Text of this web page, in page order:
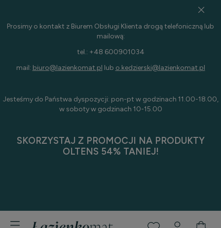
Prosimy o kontakt z Biurem Obsługi Klienta drogą telefoniczną lub
mailową:
tel.: +48 600901034
mail: biuro@lazienkomat.pl lub o.kedzierski@lazienkomat.pl
Jesteśmy do Państwa dyspozycji: pon-pt w godzinach 11.00-18.00,
w soboty w godzinach 10-15.00
SKORZYSTAJ Z PROMOCJI NA PRODUKTY
OLTENS 54% TANIEJ!